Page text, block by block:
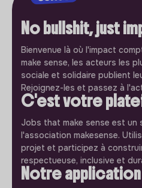
No bullshit, just
Bienvenue là où l'impact
make sense, les acteurs les
sociale et solidaire publient
Rejoignez-les et passez à
C'est votre
Jobs that make sense est
l'association makesense.
projet et participez à
respectueuse, inclusive et
Notre